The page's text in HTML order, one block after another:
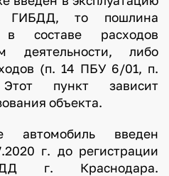
ГИБДД, то пошлина
составе расходов
либо
(п. 14 ПБУ 6/01, п.
пункт зависит
объекта.
введен
г. до регистрации
г. Краснодара.